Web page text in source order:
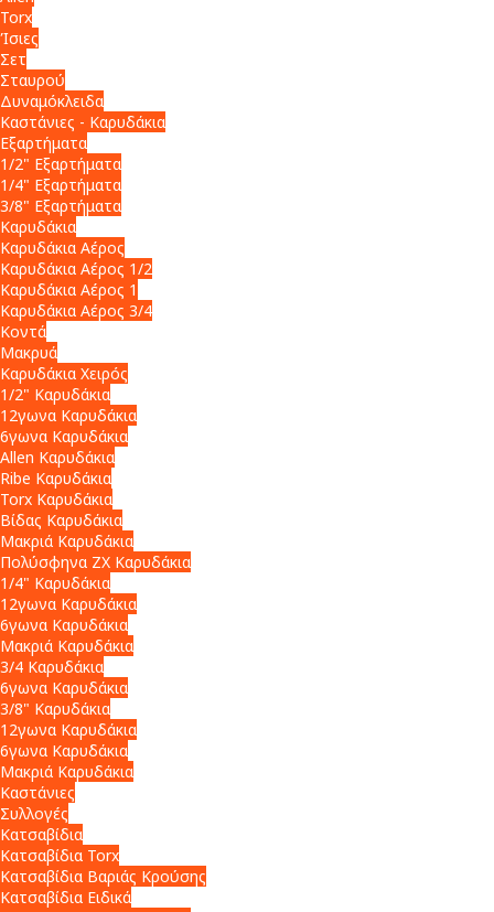
Torx
Ίσιες
Σετ
Σταυρού
Δυναμόκλειδα
Καστάνιες - Καρυδάκια
Εξαρτήματα
1/2" Εξαρτήματα
1/4" Εξαρτήματα
3/8" Εξαρτήματα
Καρυδάκια
Καρυδάκια Αέρος
Καρυδάκια Αέρος 1/2
Καρυδάκια Αέρος 1
Καρυδάκια Αέρος 3/4
Κοντά
Μακρυά
Καρυδάκια Χειρός
1/2" Καρυδάκια
12γωνα Καρυδάκια
6γωνα Καρυδάκια
Allen Καρυδάκια
Ribe Καρυδάκια
Torx Καρυδάκια
Βίδας Καρυδάκια
Μακριά Καρυδάκια
Πολύσφηνα ZX Καρυδάκια
1/4" Καρυδάκια
12γωνα Καρυδάκια
6γωνα Καρυδάκια
Μακριά Καρυδάκια
3/4 Καρυδάκια
6γωνα Καρυδάκια
3/8" Καρυδάκια
12γωνα Καρυδάκια
6γωνα Καρυδάκια
Μακριά Καρυδάκια
Καστάνιες
Συλλογές
Κατσαβίδια
Κατσαβίδια Torx
Κατσαβίδια Βαριάς Κρούσης
Κατσαβίδια Ειδικά